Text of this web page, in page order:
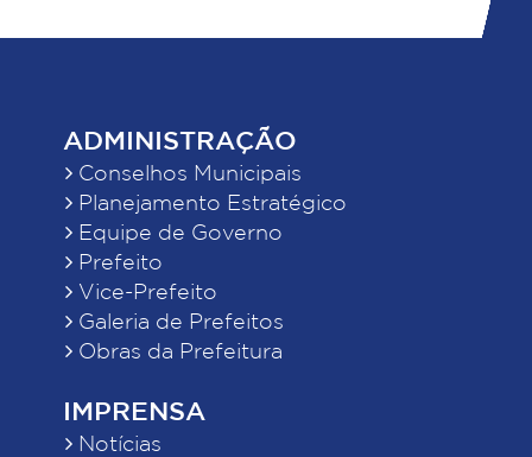
ADMINISTRAÇÃO
Conselhos Municipais
Planejamento Estratégico
Equipe de Governo
Prefeito
Vice-Prefeito
Galeria de Prefeitos
Obras da Prefeitura
IMPRENSA
Notícias